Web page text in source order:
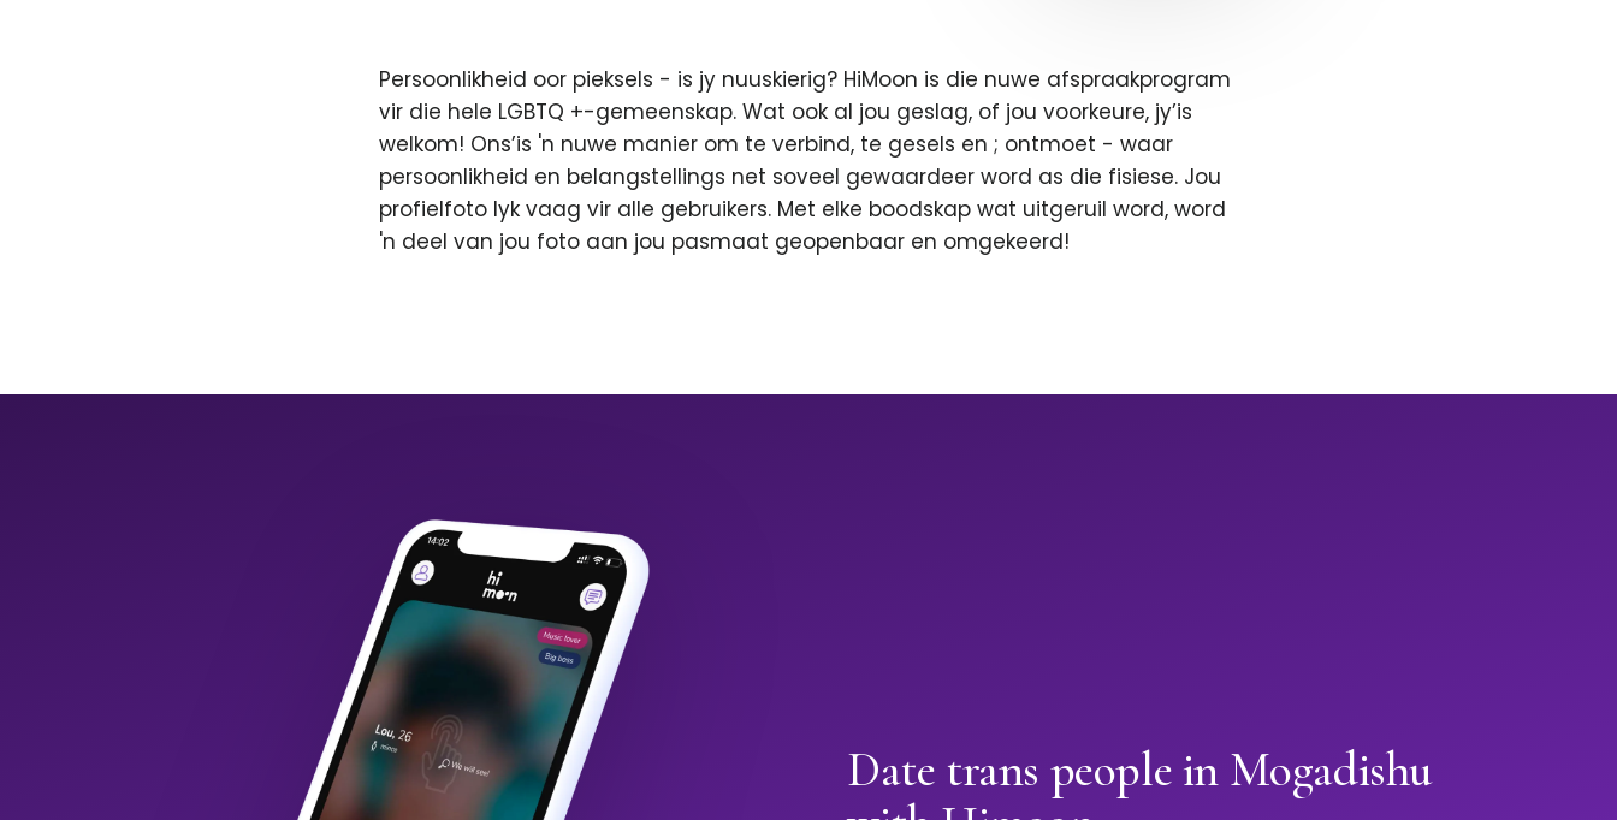
Persoonlikheid oor pieksels - is jy nuuskierig? HiMoon is die nuwe afspraakprogram
vir die hele LGBTQ +-gemeenskap. Wat ook al jou geslag, of jou voorkeure, jy’is
welkom! Ons’is 'n nuwe manier om te verbind, te gesels en ; ontmoet - waar
persoonlikheid en belangstellings net soveel gewaardeer word as die fisiese. Jou
profielfoto lyk vaag vir alle gebruikers. Met elke boodskap wat uitgeruil word, word
'n deel van jou foto aan jou pasmaat geopenbaar en omgekeerd!
Date trans people in Mogadishu